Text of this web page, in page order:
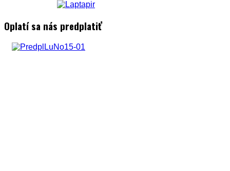
Oplatí sa nás predplatiť